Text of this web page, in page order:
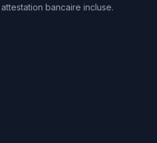
bancaire incluse.